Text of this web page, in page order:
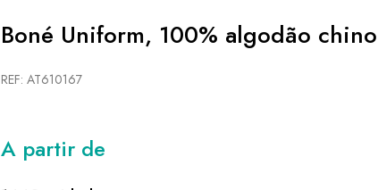
Boné Uniform, 100% algodão chino
REF: AT610167
A partir de